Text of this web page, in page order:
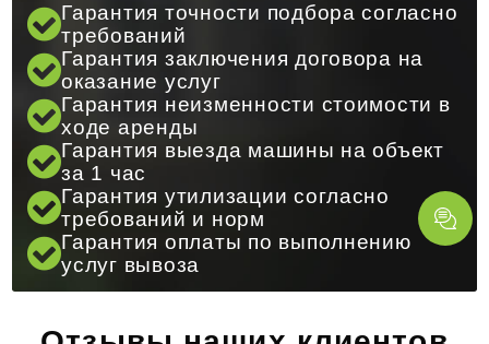
Гарантия точности подбора согласно
требований
Гарантия заключения договора на
оказание услуг
Гарантия неизменности стоимости в
ходе аренды
Гарантия выезда машины на объект
за 1 час
Гарантия утилизации согласно
требований и норм
Гарантия оплаты по выполнению
услуг вывоза